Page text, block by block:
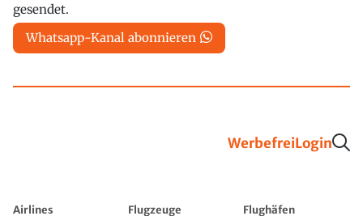
gesendet.
Whatsapp-Kanal abonnieren
WerbefreiLogin
Airlines Flugzeuge
Flughäfen